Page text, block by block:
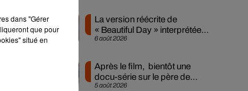
6 août 2026
La version réécrite de
« Beautiful Day » interprétée
lors des...
5 août 2026
Après le film, bientôt une
docu-série sur le père de
Michael Jackson
dans "Gérer
que pour
situé en